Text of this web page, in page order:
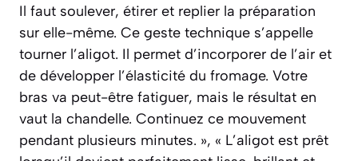
Il faut soulever, étirer et replier la préparation
sur elle-même. Ce geste technique s’appelle
tourner l’aligot. Il permet d’incorporer de l’air et
de développer l’élasticité du fromage. Votre
bras va peut-être fatiguer, mais le résultat en
vaut la chandelle. Continuez ce mouvement
pendant plusieurs minutes. », « L’aligot est prêt